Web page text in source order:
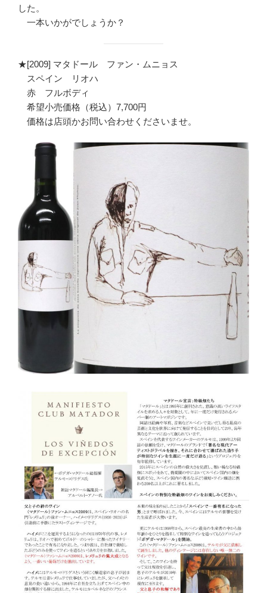
した。
一本いかがでしょうか？
★[2009] マタドール ファン・ムニョス
スペイン リオハ
赤 フルボディ
希望小売価格（税込）7,700円
価格は店頭かお問い合わせくださいませ。